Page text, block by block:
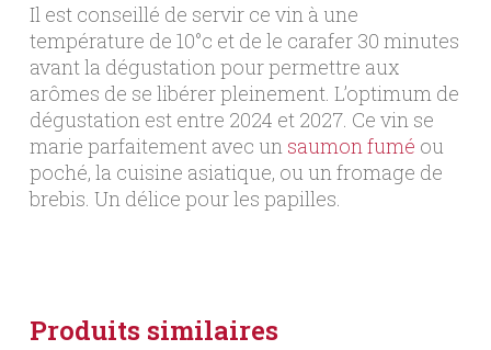
Il est conseillé de servir ce vin à une
température de 10°c et de le carafer 30 minutes
avant la dégustation pour permettre aux
arômes de se libérer pleinement. L’optimum de
dégustation est entre 2024 et 2027. Ce vin se
marie parfaitement avec un saumon fumé ou
poché, la cuisine asiatique, ou un fromage de
brebis. Un délice pour les papilles.
Produits similaires